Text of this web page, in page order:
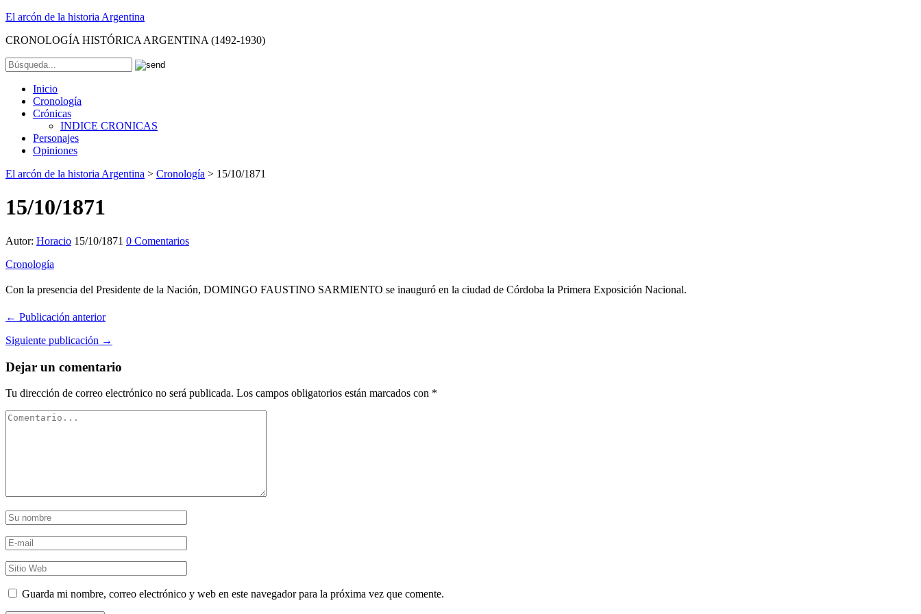
El arcón de la historia Argentina
CRONOLOGÍA HISTÓRICA ARGENTINA (1492-1930)
Inicio
Cronología
Crónicas
INDICE CRONICAS
Personajes
Opiniones
El arcón de la historia Argentina > Cronología > 15/10/1871
15/10/1871
Autor: Horacio 15/10/1871 0 Comentarios
Cronología
Con la presencia del Presidente de la Nación, DOMINGO FAUSTINO SARMIENTO se inauguró en la ciudad de Córdoba la Primera Exposición Nacional.
← Publicación anterior
Siguiente publicación →
Dejar un comentario
Tu dirección de correo electrónico no será publicada. Los campos obligatorios están marcados con *
Guarda mi nombre, correo electrónico y web en este navegador para la próxima vez que comente.